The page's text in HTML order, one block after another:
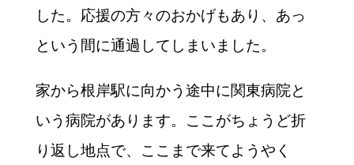
した。応援の方々のおかげもあり、あっ
という間に通過してしまいました。
家から根岸駅に向かう途中に関東病院と
いう病院があります。ここがちょうど折
り返し地点で、ここまで来てようやく